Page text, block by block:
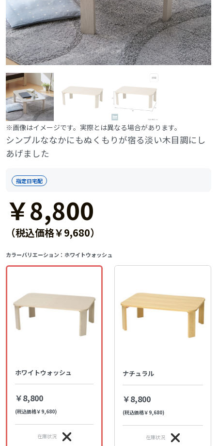
※画像はイメージです。実際とは異なる場合があります。
シンプルななかにもぬくもりが宿る淡い木目調にし
あげました
指定日宅配
￥8,800
（税込価格￥9,680）
カラーバリエーション： ホワイトウォッシュ
ホワイトウォッシュ
￥8,800
(税込価格￥9,680)
在庫状況
ナチュラル
￥8,800
(税込価格￥9,680)
在庫状況